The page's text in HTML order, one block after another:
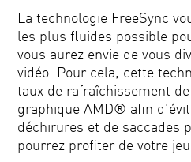
La technologie FreeSync
les plus fluides possible
vous aurez envie de vous
vidéo. Pour cela, cette
taux de rafraîchissement
graphique AMD® afin
déchirures et de saccades
pourrez profiter de votre